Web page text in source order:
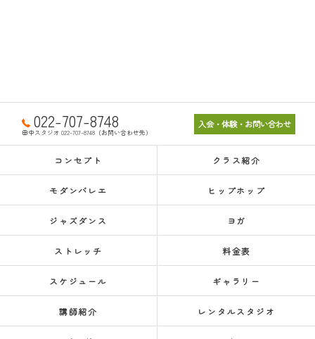
022-707-8748
田中スタジオ 022-707-8748（お問い合わせ先）
入会・体験・お問い合わせ
コンセプト クラス紹介
モダンバレエ ヒップホップ
ジャズダンス ヨガ
ストレッチ 料金表
スケジュール ギャラリー
講師紹介 レンタルスタジオ